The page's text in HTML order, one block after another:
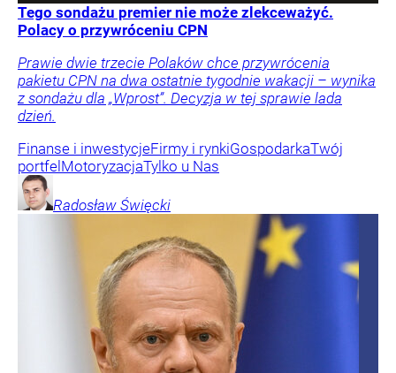
Tego sondażu premier nie może zlekceważyć.
Polacy o przywróceniu CPN
Prawie dwie trzecie Polaków chce przywrócenia
pakietu CPN na dwa ostatnie tygodnie wakacji – wynika
z sondażu dla „Wprost”. Decyzja w tej sprawie lada
dzień.
Finanse i inwestycjeFirmy i rynkiGospodarkaTwój
portfelMotoryzacjaTylko u Nas
Radosław Święcki